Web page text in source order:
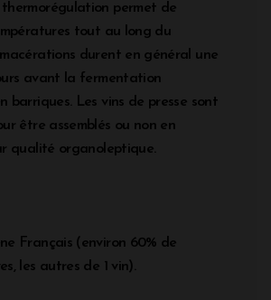
thermorégulation permet de
tout au long du
macérations durent en général une
avant la fermentation
barriques. Les vins de presse sont
être assemblés ou non en
qualité organoleptique.
Français (environ 60% de
les autres de 1 vin).